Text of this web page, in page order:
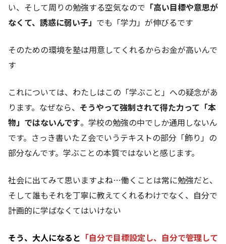
い、そして周りの勉強する空気なので 「高い目標や意思が
なくて、誘惑に弱い子」 でも「学力」が伸びるです
そのための環境を塾は用意してくれるからお金が高いんで
す
これについては、わたしはこの「学ぶこと」への疑念があ
ります。なぜなら、 そうやって強制されて得た力って「本
物」ではないんです。学校の勉強の中でしか通用しないん
です。さっき書いたＺ会でいうテキストの部分「飾り」の
部分なんです。学ぶことの本質ではないと感じます。
社会に出てみて思いますよね…働くことは常に勉強だと、
そして誰もそれを丁寧に教えてくれるわけでなく、自分で
計画的に学ばなくてはいけない
そう、大人になると 「自分で目標設定し、自分で管理して